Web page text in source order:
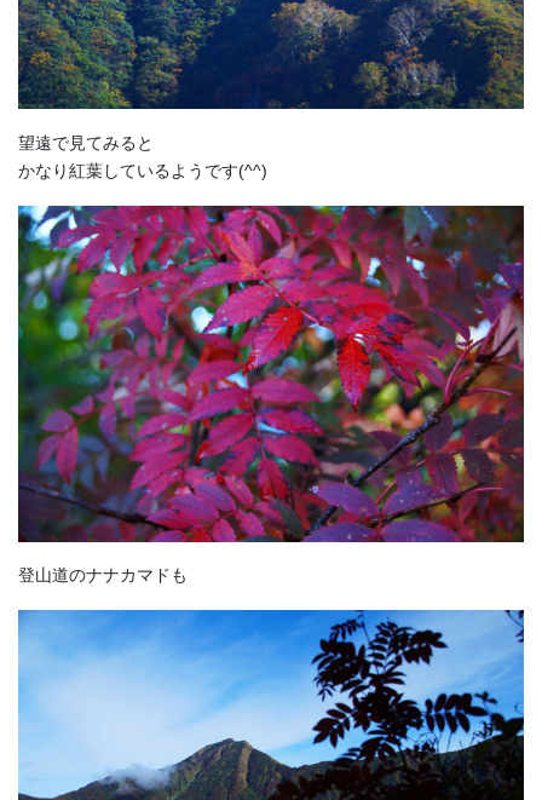
望遠で見てみると
かなり紅葉しているようです(^^)
登山道のナナカマドも